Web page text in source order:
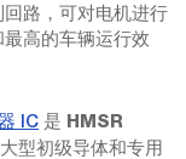
路，可对电机进行
高的车辆运行效
IC 是 HMSR
型初级导体和专用